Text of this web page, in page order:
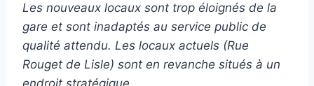
Les nouveaux locaux sont trop éloignés de la
gare et sont inadaptés au service public de
qualité attendu. Les locaux actuels (Rue
Rouget de Lisle) sont en revanche situés à un
endroit stratégique.